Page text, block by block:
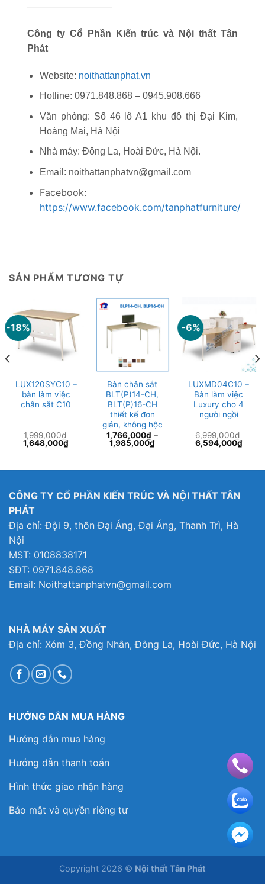
—————————
Công ty Cổ Phần Kiến trúc và Nội thất Tân
Phát
Website: noithattanphat.vn
Hotline: 0971.848.868 – 0945.908.666
Văn phòng: Số 46 lô A1 khu đô thị Đại Kim,
Hoàng Mai, Hà Nội
Nhà máy: Đông La, Hoài Đức, Hà Nội.
Email: noithattanphatvn@gmail.com
Facebook:
https://www.facebook.com/tanphatfurniture/
SẢN PHẨM TƯƠNG TỰ
-18%
LUX120SYC10 –
bàn làm việc
chân sắt C10
1,999,000₫
Giá
gốc
1,648,000₫Giá
1,648,000₫.
Bàn chân sắt
BLT(P)14-CH,
BLT(P)16-CH
thiết kế đơn
giản, không hộc
1,766,000₫ –
1,985,000₫
-6%
LUXMD04C10 –
Bàn làm việc
Luxury cho 4
người ngồi
6,999,000₫
Giá
gốc
6,594,000₫Giá
hiện
CÔNG TY CỔ PHẦN KIẾN TRÚC VÀ NỘI THẤT TÂN
PHÁT
Địa chỉ: Đội 9, thôn Đại Áng, Đại Áng, Thanh Trì, Hà
Nội
MST: 0108838171
SĐT: 0971.848.868
Email: Noithattanphatvn@gmail.com
NHÀ MÁY SẢN XUẤT
Địa chỉ: Xóm 3, Đồng Nhân, Đông La, Hoài Đức, Hà Nội
HƯỚNG DẪN MUA HÀNG
Hướng dẫn mua hàng
Hướng dẫn thanh toán
Hình thức giao nhận hàng
Bảo mật và quyền riêng tư
Copyright 2026 © Nội thất Tân Phát